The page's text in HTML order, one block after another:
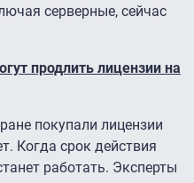
серверные, сейчас
продлить лицензии на
покупали лицензии
Когда срок действия
работать. Эксперты